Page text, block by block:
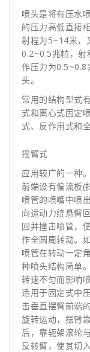
喷头是将有压水
的压力高低直接
射程为5~14米，
0.2~0.5兆帕，射
作压力为0.5~0.8
头。
常用的结构型式
式和离心式固定
式、反作用式和
摇臂式
应用较广的一种
前端设有偏流板(
喷管的喷嘴中喷
向运动力绕悬臂
回并撞击喷管，
作全圆周转动。
喷管在转动一定
种喷头结构简单
转速不匀而影响
适用于固定式中
击垂直摆臂前端
旋转运动，摆臂
后，靠轭架滚轮
反转臂，使其切